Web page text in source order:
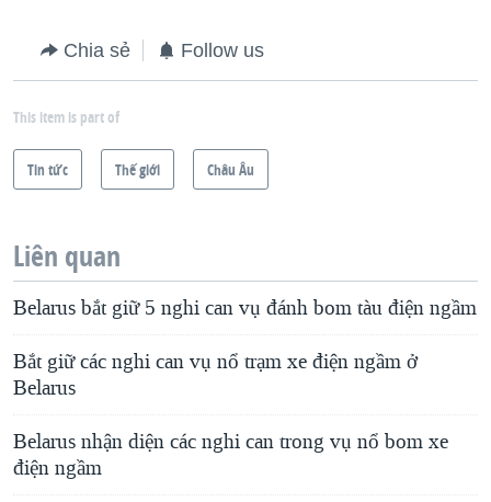
Chia sẻ Follow us
This item is part of
Tin tức Thế giới Châu Âu
Liên quan
Belarus bắt giữ 5 nghi can vụ đánh bom tàu điện ngầm
Bắt giữ các nghi can vụ nổ trạm xe điện ngầm ở
Belarus
Belarus nhận diện các nghi can trong vụ nổ bom xe
điện ngầm